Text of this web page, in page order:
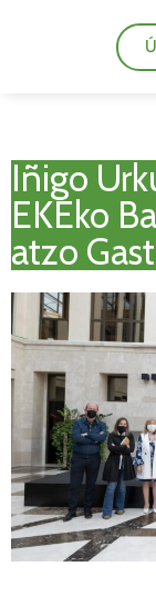
Iñigo
EKEko
atzo